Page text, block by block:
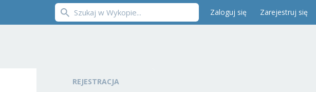
Zaloguj się Zarejestruj się
REJESTRACJA